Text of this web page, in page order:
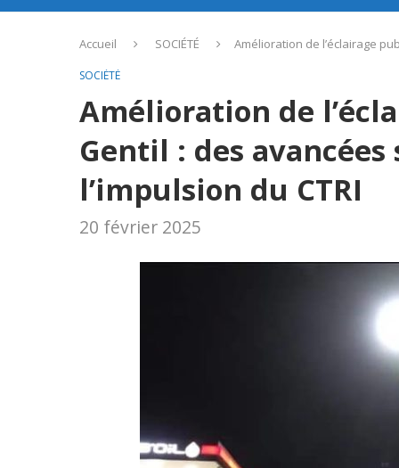
Accueil SOCIÉTÉ Amélioration de l’éclairage
SOCIÉTÉ
Amélioration de
Gentil : des
l’impulsion du CTRI
20 février 2025